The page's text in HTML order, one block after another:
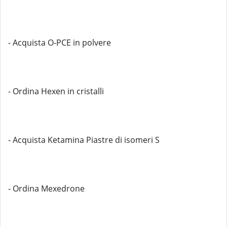
- Acquista O-PCE in polvere
- Ordina Hexen in cristalli
- Acquista Ketamina Piastre di isomeri S
- Ordina Mexedrone